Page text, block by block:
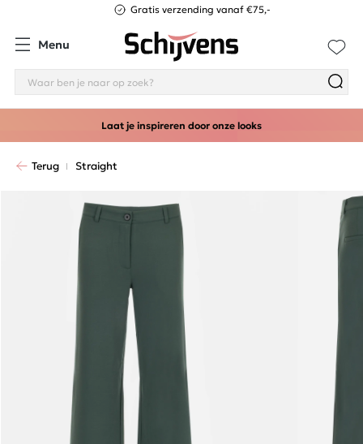
Gratis verzending vanaf €75,-
Menu
Laat je inspireren door onze looks
Terug Straight